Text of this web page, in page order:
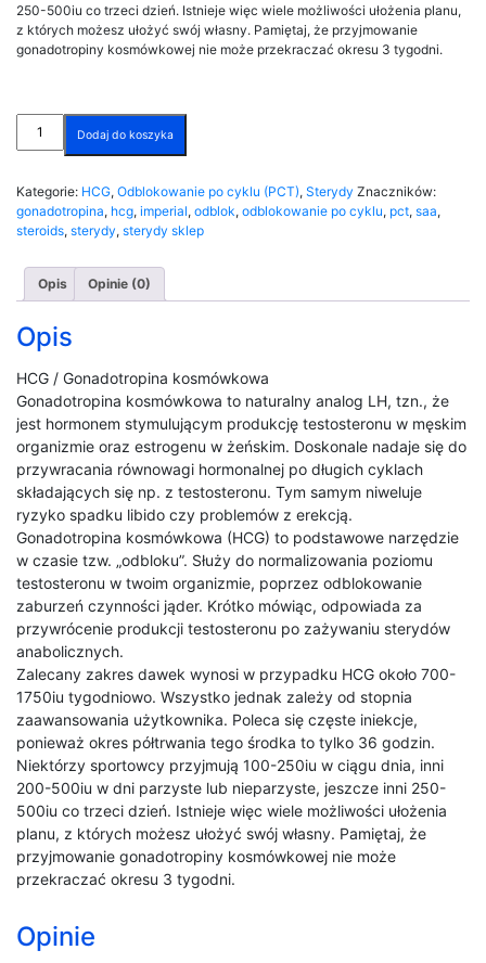
250-500iu co trzeci dzień. Istnieje więc wiele możliwości ułożenia planu,
z których możesz ułożyć swój własny. Pamiętaj, że przyjmowanie
gonadotropiny kosmówkowej nie może przekraczać okresu 3 tygodni.
HCG
Dodaj do koszyka
Kategorie: HCG, Odblokowanie po cyklu (PCT), Sterydy Znaczników:
gonadotropina, hcg, imperial, odblok, odblokowanie po cyklu, pct, saa,
steroids, sterydy, sterydy sklep
Opis Opinie (0)
Opis
HCG / Gonadotropina kosmówkowa
Gonadotropina kosmówkowa to naturalny analog LH, tzn., że
jest hormonem stymulującym produkcję testosteronu w męskim
organizmie oraz estrogenu w żeńskim. Doskonale nadaje się do
przywracania równowagi hormonalnej po długich cyklach
składających się np. z testosteronu. Tym samym niweluje
ryzyko spadku libido czy problemów z erekcją.
Gonadotropina kosmówkowa (HCG) to podstawowe narzędzie
w czasie tzw. „odbloku”. Służy do normalizowania poziomu
testosteronu w twoim organizmie, poprzez odblokowanie
zaburzeń czynności jąder. Krótko mówiąc, odpowiada za
przywrócenie produkcji testosteronu po zażywaniu sterydów
anabolicznych.
Zalecany zakres dawek wynosi w przypadku HCG około 700-
1750iu tygodniowo. Wszystko jednak zależy od stopnia
zaawansowania użytkownika. Poleca się częste iniekcje,
ponieważ okres półtrwania tego środka to tylko 36 godzin.
Niektórzy sportowcy przyjmują 100-250iu w ciągu dnia, inni
200-500iu w dni parzyste lub nieparzyste, jeszcze inni 250-
500iu co trzeci dzień. Istnieje więc wiele możliwości ułożenia
planu, z których możesz ułożyć swój własny. Pamiętaj, że
przyjmowanie gonadotropiny kosmówkowej nie może
przekraczać okresu 3 tygodni.
Opinie